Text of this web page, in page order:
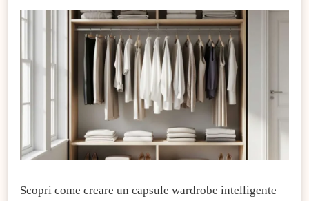
Scopri come creare un capsule wardrobe intelligente